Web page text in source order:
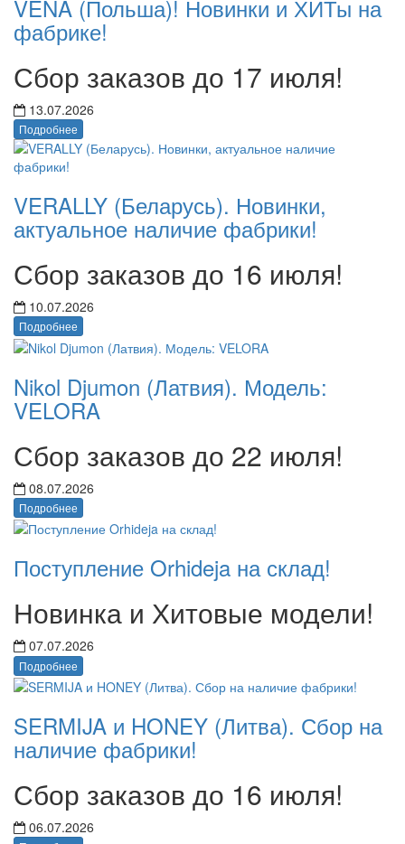
VENA (Польша)! Новинки и ХИТы на
фабрике!
Сбор заказов до 17 июля!
13.07.2026
Подробнее
VERALLY (Беларусь). Новинки,
актуальное наличие фабрики!
Сбор заказов до 16 июля!
10.07.2026
Подробнее
Nikol Djumon (Латвия). Модель:
VELORA
Сбор заказов до 22 июля!
08.07.2026
Подробнее
Поступление Orhideja на склад!
Новинка и Хитовые модели!
07.07.2026
Подробнее
SERMIJA и HONEY (Литва). Сбор на
наличие фабрики!
Сбор заказов до 16 июля!
06.07.2026